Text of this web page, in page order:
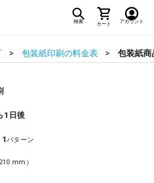
検索 カート アカウント
包装紙印刷の料金表 包装紙商
1日後
1パターン
mm）